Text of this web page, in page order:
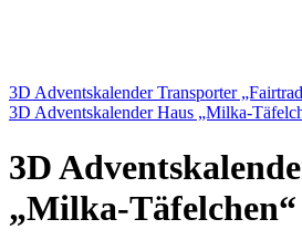
3D Adventskalender Transporter
3D Adventskalender Haus „Milka-
3D
„Milka-Täfelchen“